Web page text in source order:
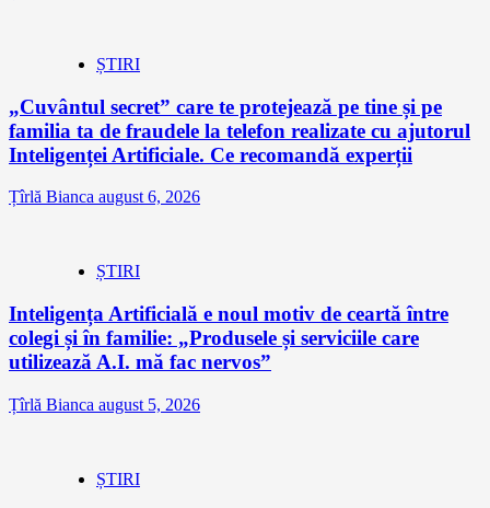
ȘTIRI
„Cuvântul secret” care te protejează pe tine și pe
familia ta de fraudele la telefon realizate cu ajutorul
Inteligenței Artificiale. Ce recomandă experții
Țîrlă Bianca august 6, 2026
ȘTIRI
Inteligența Artificială e noul motiv de ceartă între
colegi și în familie: „Produsele și serviciile care
utilizează A.I. mă fac nervos”
Țîrlă Bianca august 5, 2026
ȘTIRI